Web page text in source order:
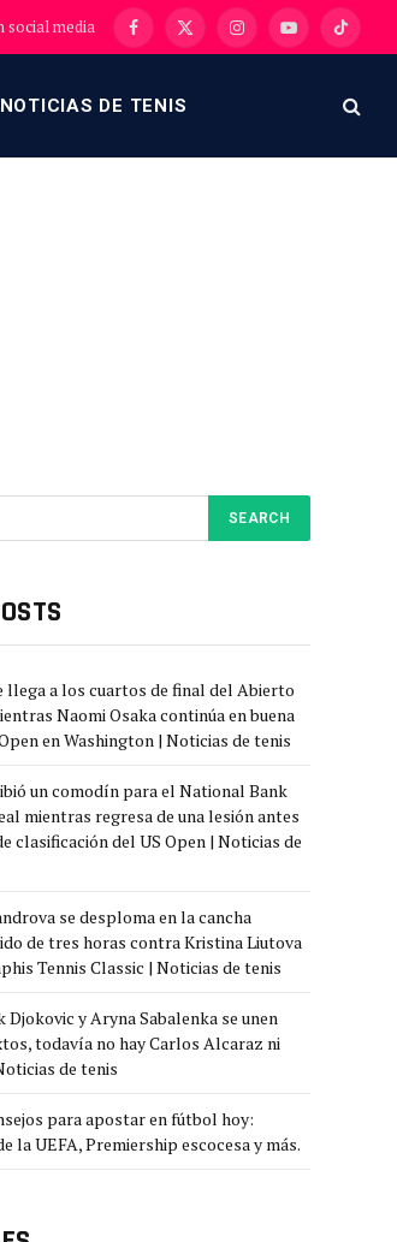
social media Facebook
X
InstagramYouTubeTikTok
NOTICIAS DE TENIS
llega a los cuartos de final del Abierto
Naomi Osaka continúa en buena
en Washington | Noticias de tenis
un comodín para el National Bank
mientras regresa de una lesión antes
clasificación del US Open | Noticias de
se desploma en la cancha
de tres horas contra Kristina Liutova
Tennis Classic | Noticias de tenis
Djokovic y Aryna Sabalenka se unen
todavía no hay Carlos Alcaraz ni
de tenis
para apostar en fútbol hoy:
la UEFA, Premiership escocesa y más.